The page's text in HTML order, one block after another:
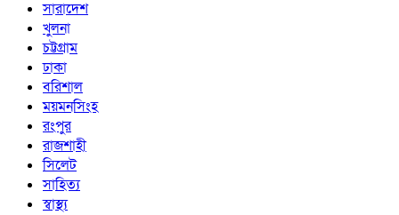
সারাদেশ
খুলনা
চট্টগ্রাম
ঢাকা
বরিশাল
ময়মনসিংহ
রংপুর
রাজশাহী
সিলেট
সাহিত্য
স্বাস্থ্য